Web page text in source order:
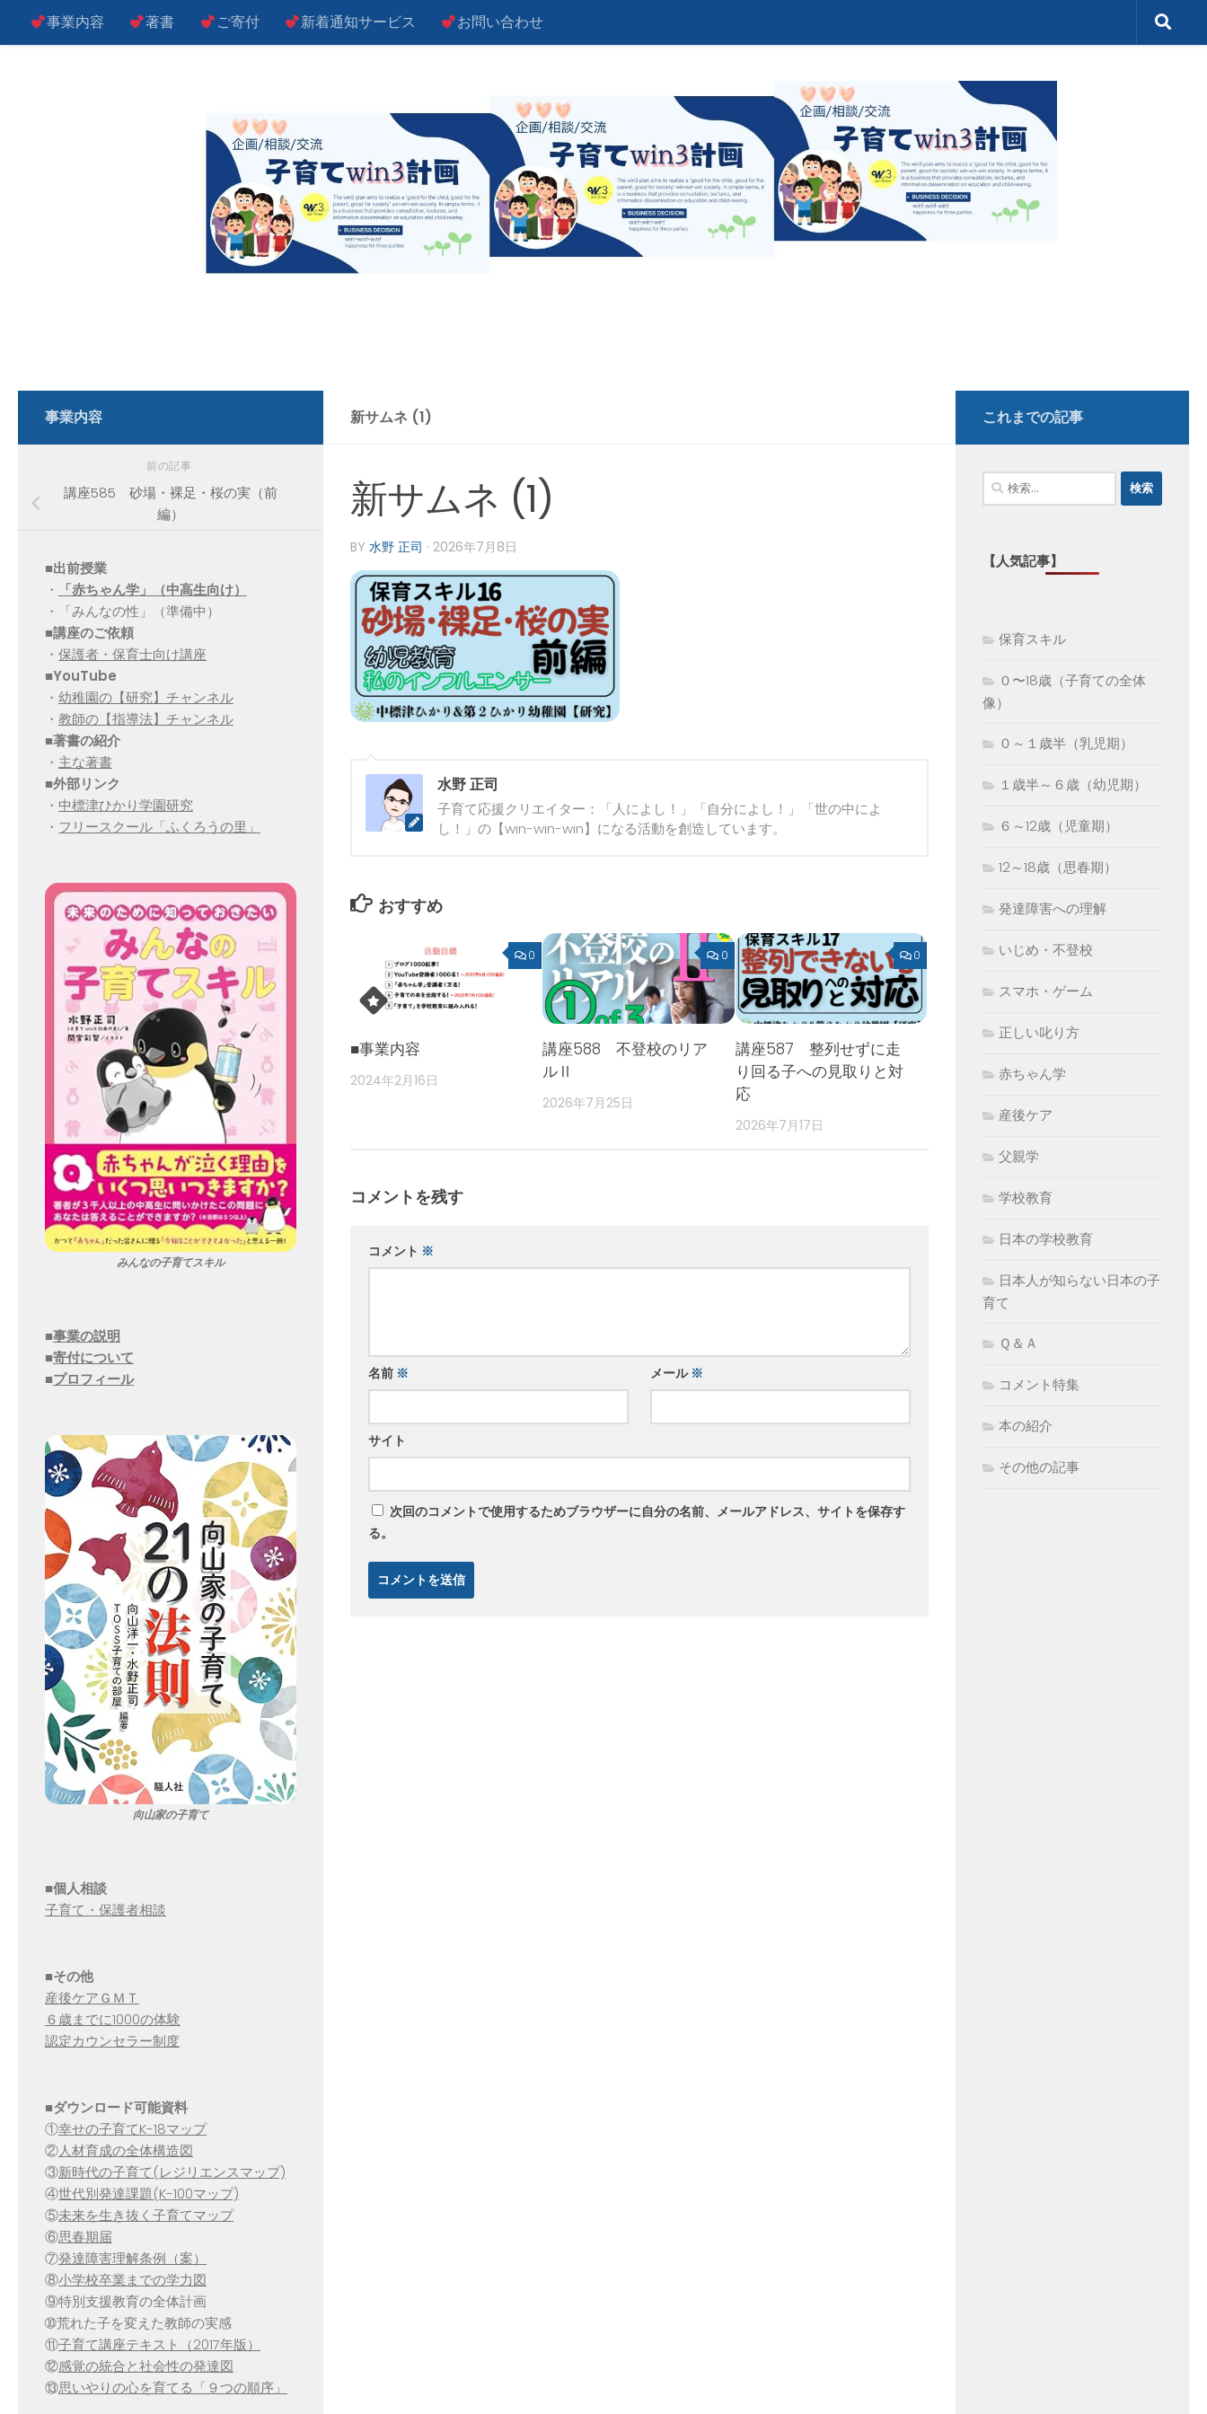
コンテンツへスキップ
事業内容 著書 ご寄付 新着通知サービス お問い合わせ
新サムネ (1)
新サムネ (1)
BY 水野 正司 · 2026年7月8日
水野 正司
子育て応援クリエイター：「人によし！」「自分によし！」「世の中によ
し！」の【win-win-win】になる活動を創造しています。
おすすめ
0
■事業内容
2024年2月16日
0
講座588 不登校のリア
ルⅡ
2026年7月25日
0
講座587 整列せずに走
り回る子への見取りと対
応
2026年7月17日
コメントを残す
コメント ※
名前 ※ メール ※
サイト
次回のコメントで使用するためブラウザーに自分の名前、メールアドレス、サイトを保存す
る。
事業内容
前の記事
講座585 砂場・裸足・桜の実（前
編）
■出前授業
・
「赤ちゃん学」（中高生向け）
・「みんなの性」（準備中）
■講座のご依頼
・ 保護者・保育士向け講座
■YouTube
・ 幼稚園の【研究】チャンネル
・ 教師の【指導法】チャンネル
■著書の紹介
・ 主な著書
■外部リンク
・ 中標津ひかり学園研究
・ フリースクール「ふくろうの里」
みんなの子育てスキル
■事業の説明
■寄付について
■プロフィール
向山家の子育て
■個人相談
子育て・保護者相談
■その他
産後ケアＧＭＴ
６歳までに1000の体験
認定カウンセラー制度
■ダウンロード可能資料
①幸せの子育てK-18マップ
②人材育成の全体構造図
③新時代の子育て(レジリエンスマップ)
④世代別発達課題(K-100マップ)
⑤未来を生き抜く子育てマップ
⑥思春期届
⑦発達障害理解条例（案）
⑧小学校卒業までの学力図
⑨特別支援教育の全体計画
➉荒れた子を変えた教師の実感
⑪子育て講座テキスト（2017年版）
⑫感覚の統合と社会性の発達図
⑬思いやりの心を育てる「９つの順序」
これまでの記事
検
索:
【人気記事】
保育スキル
０〜18歳（子育ての全体
像）
０～１歳半（乳児期）
１歳半～６歳（幼児期）
６～12歳（児童期）
12～18歳（思春期）
発達障害への理解
いじめ・不登校
スマホ・ゲーム
正しい叱り方
赤ちゃん学
産後ケア
父親学
学校教育
日本の学校教育
日本人が知らない日本の子
育て
Ｑ＆Ａ
コメント特集
本の紹介
その他の記事